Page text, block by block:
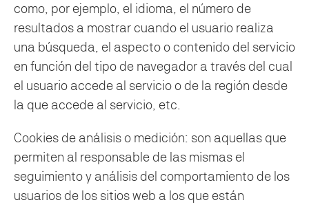
como, por ejemplo, el idioma, el número de
resultados a mostrar cuando el usuario realiza
una búsqueda, el aspecto o contenido del servicio
en función del tipo de navegador a través del cual
el usuario accede al servicio o de la región desde
la que accede al servicio, etc.
Cookies de análisis o medición: son aquellas que
permiten al responsable de las mismas el
seguimiento y análisis del comportamiento de los
usuarios de los sitios web a los que están